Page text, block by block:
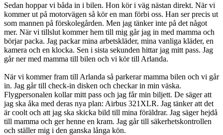
Sedan hoppar vi båda in i bilen. Hon kör i väg nästan direkt. När vi
kommer ut på motorvägen så kör en man förbi oss. Han ser precis ut
som mannen på förskolegården. Men jag tänker inte på det något
mer. När vi tillslut kommer hem till mig går jag in med mamma och
börjar packa. Jag packar mina arbetskläder, mina vanliga kläder, en
kamera och en klocka. Sen i sista sekunden hittar jag mitt pass. Jag
går ner med mamma till bilen och vi kör till Arlanda.
När vi kommer fram till Arlanda så parkerar mamma bilen och vi går
in. Jag går till check-in disken och checkar in min väska.
Flygpersonalen kollar mitt pass och jag får min biljett. De säger att
jag ska åka med deras nya plan: Airbus 321XLR. Jag tänker att det
är coolt och att jag ska skicka bild till mina föräldrar. Jag säger hejdå
till mamma och ger henne en kram. Jag går till säkerhetskontrollen
och ställer mig i den ganska långa kön.